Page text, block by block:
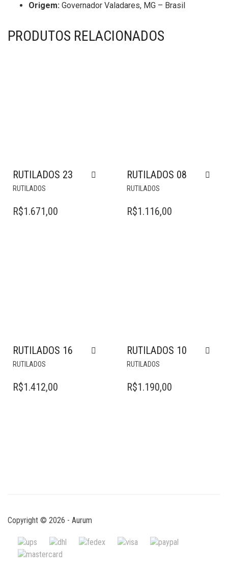
Origem: Governador Valadares, MG – Brasil
PRODUTOS RELACIONADOS
RUTILADOS 23
RUTILADOS
R$1.671,00
RUTILADOS 08
RUTILADOS
R$1.116,00
RUTILADOS 16
RUTILADOS
R$1.412,00
RUTILADOS 10
RUTILADOS
R$1.190,00
Copyright © 2026 - Aurum